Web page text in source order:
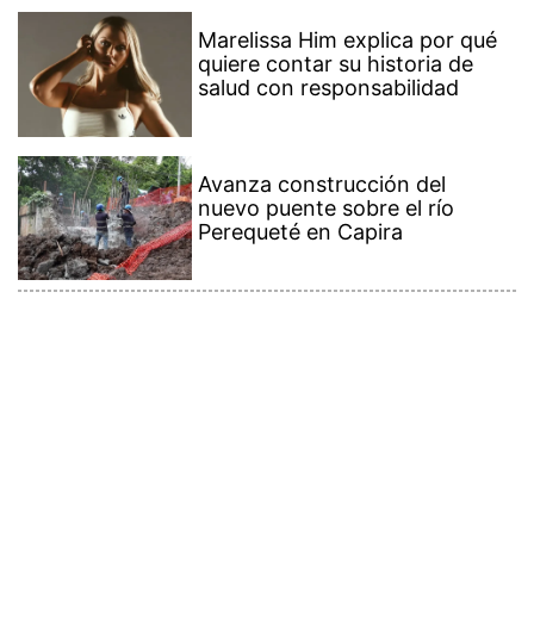
Marelissa Him explica por qué
quiere contar su historia de
salud con responsabilidad
Avanza construcción del
nuevo puente sobre el río
Perequeté en Capira